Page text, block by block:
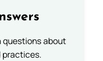
questions about